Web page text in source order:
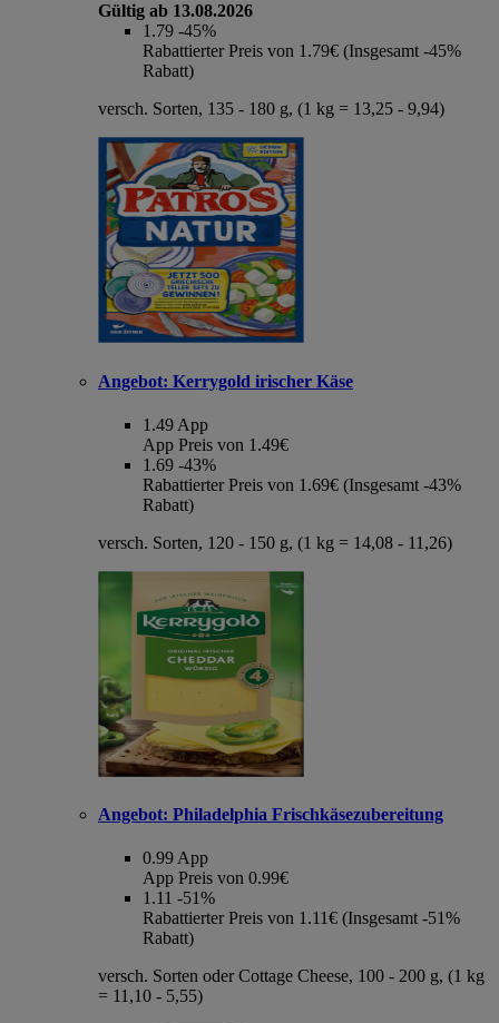
Gültig ab 13.08.2026
1.79 -45%
Rabattierter Preis von 1.79€ (Insgesamt -45%
Rabatt)
versch. Sorten, 135 - 180 g, (1 kg = 13,25 - 9,94)
Angebot: Kerrygold irischer Käse
1.49 App
App Preis von 1.49€
1.69 -43%
Rabattierter Preis von 1.69€ (Insgesamt -43%
Rabatt)
versch. Sorten, 120 - 150 g, (1 kg = 14,08 - 11,26)
Angebot: Philadelphia Frischkäsezubereitung
0.99 App
App Preis von 0.99€
1.11 -51%
Rabattierter Preis von 1.11€ (Insgesamt -51%
Rabatt)
versch. Sorten oder Cottage Cheese, 100 - 200 g, (1 kg
= 11,10 - 5,55)